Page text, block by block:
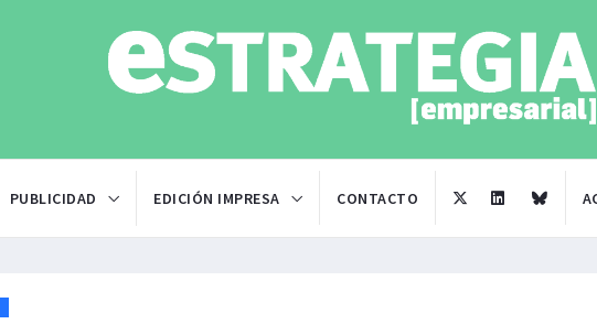
PUBLICIDAD EDICIÓN IMPRESA CONTACTO